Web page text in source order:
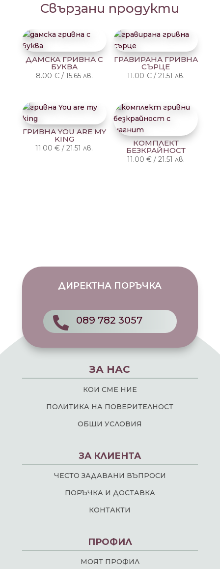
Свързани продукти
ДАМСКА ГРИВНА С
БУКВА
8.00 € / 15.65 лв.
ГРАВИРАНА ГРИВНА
СЪРЦЕ
11.00 € / 21.51 лв.
ГРИВНА YOU ARE MY
KING
11.00€ /21.51лв.
КОМПЛЕКТ
БЕЗКРАЙНОСТ
11.00 € / 21.51 лв.
ДИРЕКТНА ПОРЪЧКА
 089 782 3057
ЗА НАС
КОИ СМЕ НИЕ
ПОЛИТИКА НА ПОВЕРИТЕЛНОСТ
ОБЩИ УСЛОВИЯ
ЗА КЛИЕНТА
ЧЕСТО ЗАДАВАНИ ВЪПРОСИ
ПОРЪЧКА И ДОСТАВКА
КОНТАКТИ
ПРОФИЛ
МОЯТ ПРОФИЛ